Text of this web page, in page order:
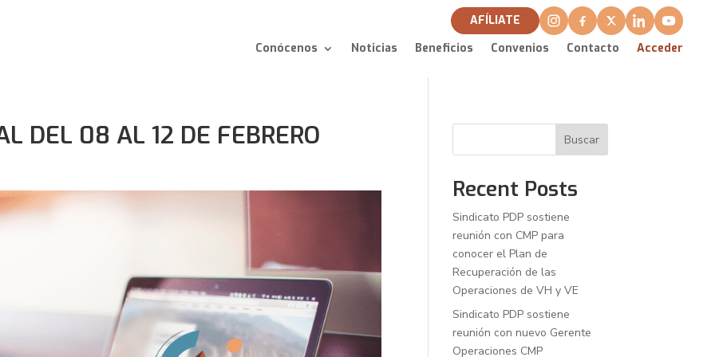
AFÍLIATE
Conócenos
Noticias Beneficios Convenios Contacto Acceder
DEL 08 AL 12 DE FEBRERO Buscar
Recent Posts
Sindicato PDP sostiene
reunión con CMP para
conocer el Plan de
Recuperación de las
Operaciones de VH y VE
Sindicato PDP sostiene
reunión con nuevo Gerente
Operaciones CMP